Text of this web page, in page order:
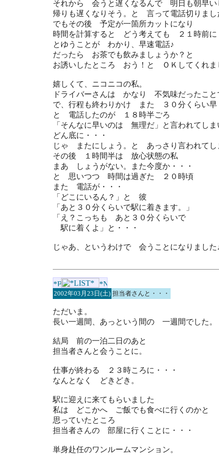
それから 会うと遅くなるんで 明日も朝早い
帰りも遅くなりそう。と 言って電話切りまし
でもその後 予定が一箇所カットになり
時間を計算すると どう考えても ２１時前
とゆうことが わかり、早速電話♪
だったら お茶でも飲みましょうか？と
お誘いしたところ おう！と ＯＫしてくれま
嬉しくて、ニコニコの私。
ドライバーさんは かなり 不気味だったこと
で、行程も終わりかけ また ３０分くらい早
と 電話したのが １８時半ごろ
「そんなに早いのは 無理だ」と言われてしま
どん底に・・・
じゃ またにしょう。と あっさり言われてし
その後 １時間半は 放心状態の私
まあ しょうがない。また今度か・・・
と 思いつつ 時間は過ぎた ２０時頃
また 電話が・・・
「どこにいるん？」と 彼
「あと３０分くらいで駅に着きます。」
「え？こっちも あと３０分くらいで
駅に着くよ」と・・・
じゃあ、というわけで 会うことになりました
2002年03月23日(土) 担当者さんと・・・
ただいま。
長い一週間、あっという間の 一週間でした。
結局 前の一泊二日のあと
担当者さんと会うことに。
仕事が終わる ２３時ころに・・・
なんとなく どきどき。
駅に迎えに来てもらいました
私は どこかへ ご飯でも食べに行くのかと
思っていたところ
担当者さんの 部屋に行くことに・・・
単身赴任のワンルームマンション。